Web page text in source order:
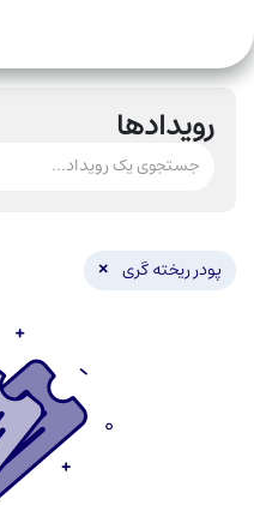
رویدادها
پودر ریخته گری ×